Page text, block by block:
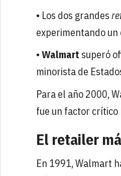
• Los dos grandes
experimentando un
•Walmart superó
minorista de
Para el año 2000,
fue un factor crítico
El retailer
En 1991, Walmart